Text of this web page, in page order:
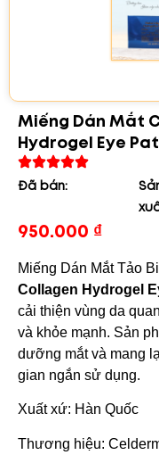
Miếng Dán Mắt
Hydrogel Eye
Đã bán:
950.000 ₫
Miếng Dán Mắt Tảo
Collagen Hydrogel
cải thiện vùng da
và khỏe mạnh. Sản
dưỡng mắt và mang
gian ngắn sử dụng.
Xuất xứ: Hàn Quốc
Thương hiệu: